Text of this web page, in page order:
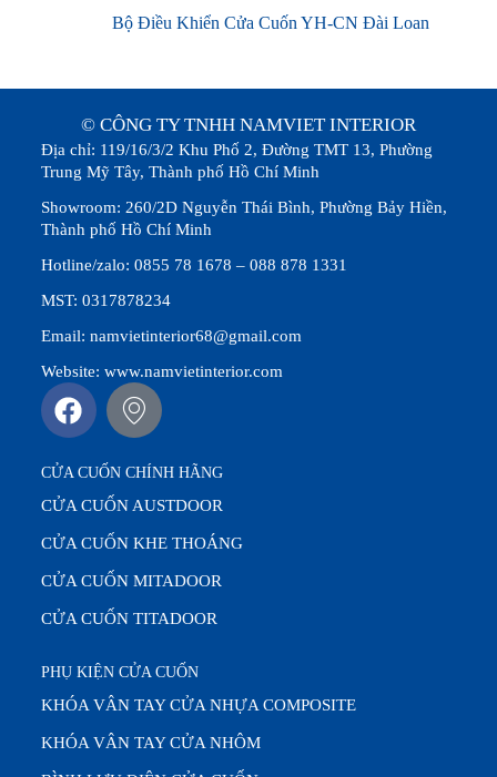
Bộ Điều Khiển Cửa Cuốn YH-CN Đài Loan
© CÔNG TY TNHH NAMVIET INTERIOR
Địa chỉ: 119/16/3/2 Khu Phố 2, Đường TMT 13, Phường
Trung Mỹ Tây, Thành phố Hồ Chí Minh
Showroom: 260/2D Nguyễn Thái Bình, Phường Bảy Hiền,
Thành phố Hồ Chí Minh
Hotline/zalo: 0855 78 1678 – 088 878 1331
MST: 0317878234
Email: namvietinterior68@gmail.com
Website: www.namvietinterior.com
CỬA CUỐN CHÍNH HÃNG
CỬA CUỐN AUSTDOOR
CỬA CUỐN KHE THOÁNG
CỬA CUỐN MITADOOR
CỬA CUỐN TITADOOR
PHỤ KIỆN CỬA CUỐN
KHÓA VÂN TAY CỬA NHỰA COMPOSITE
KHÓA VÂN TAY CỬA NHÔM